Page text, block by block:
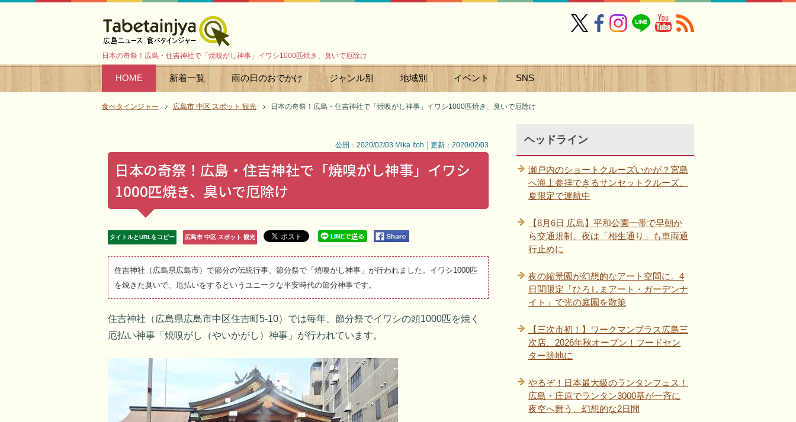
日本の奇祭！広島・住吉神社で「焼嗅がし神事」イワシ1000匹焼き、臭いで厄除け
HOME 新着一覧 雨の日のおでかけ ジャンル別 地域別 イベント SNS
食べタインジャー 広島市 中区 スポット 観光 日本の奇祭！広島・住吉神社で「焼嗅がし神事」イワシ1000匹焼き、臭いで厄除け
公開：2020/02/03 Mika Itoh │更新：2020/02/03
日本の奇祭！広島・住吉神社で「焼嗅がし神事」イワシ
1000匹焼き、臭いで厄除け
タイトルとURLをコピー 広島市 中区 スポット 観光
住吉神社（広島県広島市）で節分の伝統行事、節分祭で「焼嗅がし神事」が行われました。イワシ1000匹
を焼きた臭いで、厄払いをするというユニークな平安時代の節分神事です。
住吉神社（広島県広島市中区住吉町5-10）では毎年、節分祭でイワシの頭1000匹を焼く
厄払い神事「焼嗅がし（やいかがし）神事」が行われています。
ヘッドライン
瀬戸内のショートクルーズいかが？宮島
へ海上参拝できるサンセットクルーズ、
夏限定で運航中
【8月6日 広島】平和公園一帯で早朝か
ら交通規制、夜は「相生通り」も車両通
行止めに
夜の縮景園が幻想的なアート空間に。4
日間限定「ひろしまアート・ガーデンナ
イト」で光の庭園を散策
【三次市初！】ワークマンプラス広島三
次店、2026年秋オープン！フードセン
ター跡地に
やるぞ！日本最大級のランタンフェス！
広島・庄原でランタン3000基が一斉に
夜空へ舞う、幻想的な2日間